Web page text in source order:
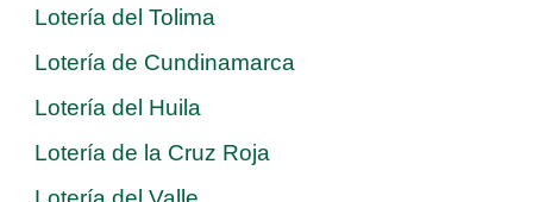
Lotería del Tolima
Lotería de Cundinamarca
Lotería del Huila
Lotería de la Cruz Roja